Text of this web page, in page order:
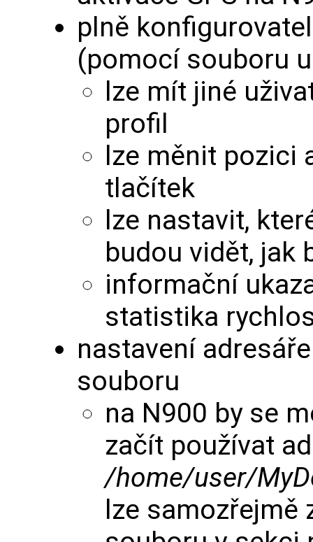
plně
(pomocí souboru
lze mít jiné
profil
lze měnit pozici
tlačítek
lze nastavit,
budou vidět, jak
informační
statistika
nastavení
souboru
na N900 by se
začít používat
/home/user/
lze samozřejmě